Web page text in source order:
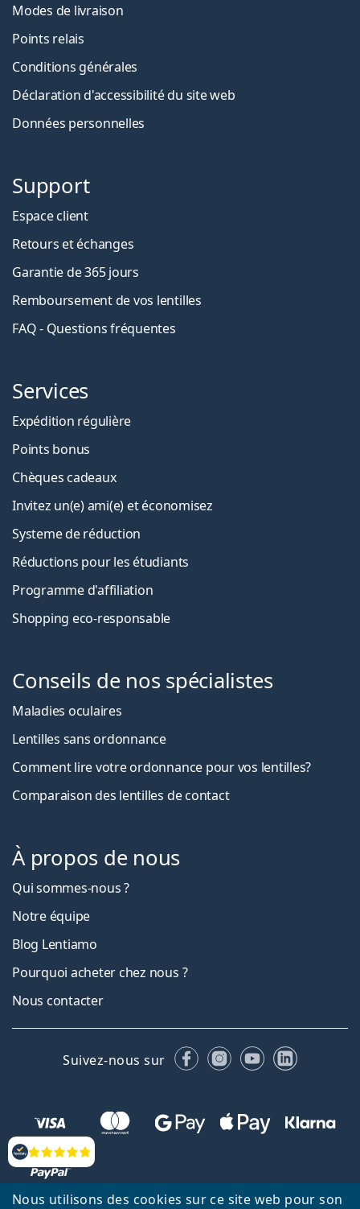
Nous utilisons des cookies sur ce site web pour son
Évaluation
Modes de livraison
Points relais
Conditions générales
Déclaration d'accessibilité du site web
Données personnelles
Support
Espace client
Retours et échanges
Garantie de 365 jours
Remboursement de vos lentilles
FAQ - Questions fréquentes
Services
Expédition régulière
Points bonus
Chèques cadeaux
Invitez un(e) ami(e) et économisez
Systeme de réduction
Réductions pour les étudiants
Programme d'affiliation
Shopping eco-responsable
Conseils de nos spécialistes
Maladies oculaires
Lentilles sans ordonnance
Comment lire votre ordonnance pour vos lentilles?
Comparaison des lentilles de contact
À propos de nous
Qui sommes-nous ?
Notre équipe
Blog Lentiamo
Pourquoi acheter chez nous ?
Nous contacter
Suivez-nous sur FacebookInstagram
YouTubeLinkedIn